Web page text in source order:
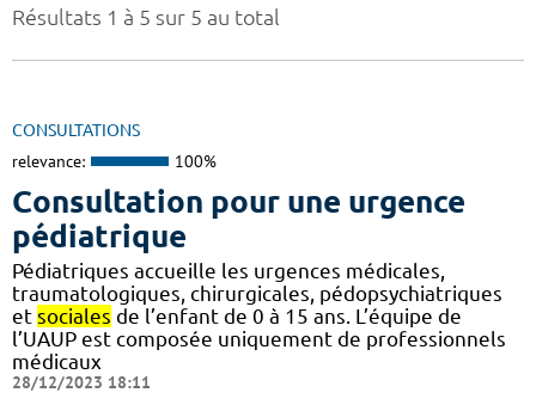
Résultats 1 à 5 sur 5 au total
CONSULTATIONS
relevance: 100%
Consultation pour une urgence
pédiatrique
Pédiatriques accueille les urgences médicales,
traumatologiques, chirurgicales, pédopsychiatriques
et sociales de l’enfant de 0 à 15 ans. L’équipe de
l’UAUP est composée uniquement de professionnels
médicaux
28/12/2023 18:11